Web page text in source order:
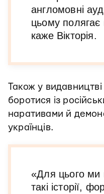
англомовні
цьому
каже Вікторія.
Також у
боротися із
наративами й
українців.
«Для цього ми
такі історії,